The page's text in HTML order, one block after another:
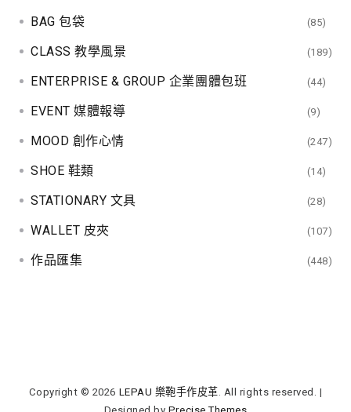
BAG 包袋 (85)
CLASS 教學風景 (189)
ENTERPRISE & GROUP 企業團體包班 (44)
EVENT 媒體報導 (9)
MOOD 創作心情 (247)
SHOE 鞋類 (14)
STATIONARY 文具 (28)
WALLET 皮夾 (107)
作品匯集 (448)
Copyright © 2026 LEPAU 樂鞄手作皮革 . All rights reserved. |